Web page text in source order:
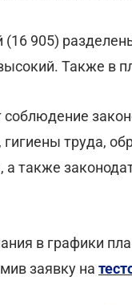
905)
Также в
гигиены труда,
также
в графики
заявку на